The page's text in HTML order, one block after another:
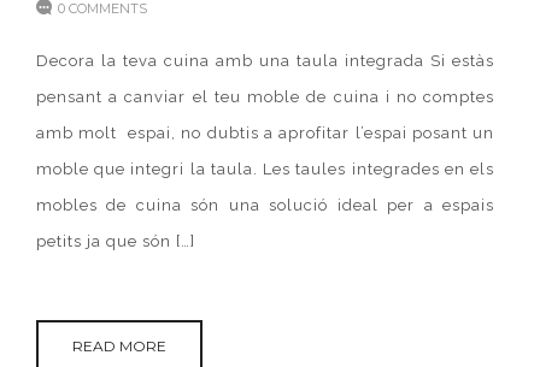
0 COMMENTS
Decora la teva cuina amb una taula integrada Si estàs
pensant a canviar el teu moble de cuina i no comptes
amb molt espai, no dubtis a aprofitar l’espai posant un
moble que integri la taula. Les taules integrades en els
mobles de cuina són una solució ideal per a espais
petits ja que són […]
READ MORE